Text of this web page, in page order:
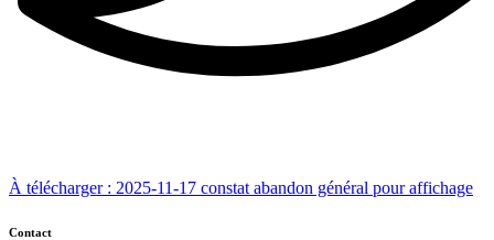
À télécharger : 2025-11-17 constat abandon général pour affichage
Contact